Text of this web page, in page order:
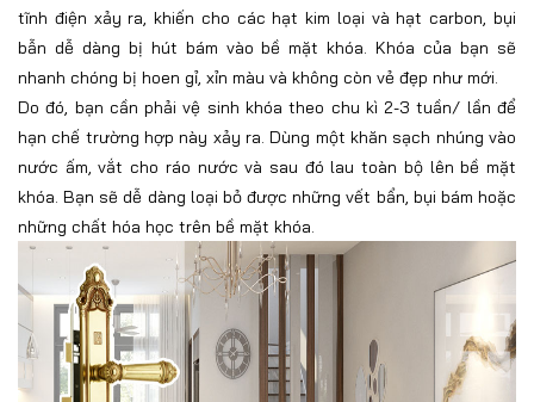
tĩnh điện xảy ra, khiến cho các hạt kim loại và hạt carbon, bụi
bẫn dễ dàng bị hút bám vào bề mặt khóa. Khóa của bạn sẽ
nhanh chóng bị hoen gỉ, xỉn màu và không còn vẻ đẹp như mới.
Do đó, bạn cần phải vệ sinh khóa theo chu kì 2-3 tuần/ lần để
hạn chế trường hợp này xảy ra. Dùng một khăn sạch nhúng vào
nước ấm, vắt cho ráo nước và sau đó lau toàn bộ lên bề mặt
khóa. Bạn sẽ dễ dàng loại bỏ được những vết bẩn, bụi bám hoặc
những chất hóa học trên bề mặt khóa.